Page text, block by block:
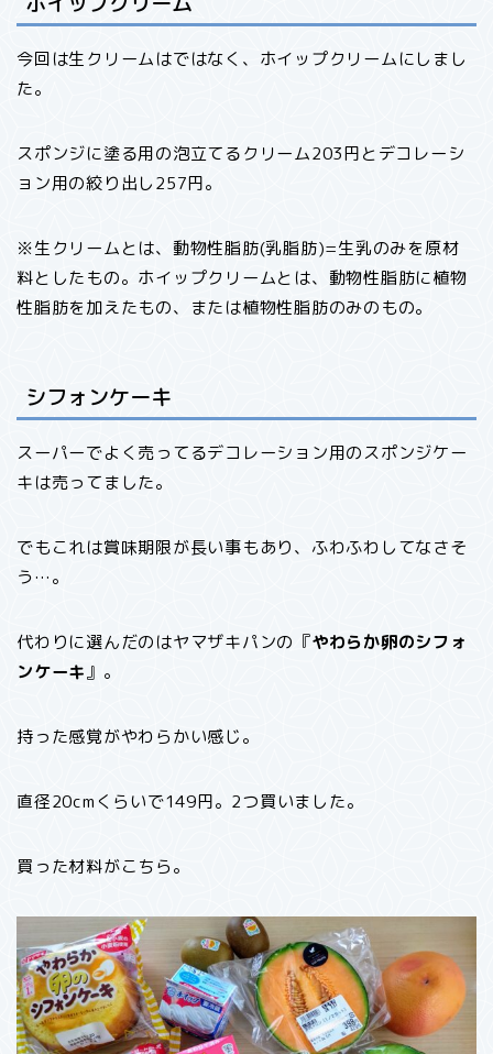
今回は生クリームはではなく、ホイップクリームにしまし
た。
スポンジに塗る用の泡立てるクリーム203円とデコレーシ
ョン用の絞り出し257円。
※生クリームとは、動物性脂肪(乳脂肪)=生乳のみを原材
料としたもの。ホイップクリームとは、動物性脂肪に植物
性脂肪を加えたもの、または植物性脂肪のみのもの。
シフォンケーキ
スーパーでよく売ってるデコレーション用のスポンジケー
キは売ってました。
でもこれは賞味期限が長い事もあり、ふわふわしてなさそ
う…。
代わりに選んだのはヤマザキパンの『やわらか卵のシフォ
ンケーキ』。
持った感覚がやわらかい感じ。
直径20cmくらいで149円。2つ買いました。
買った材料がこちら。